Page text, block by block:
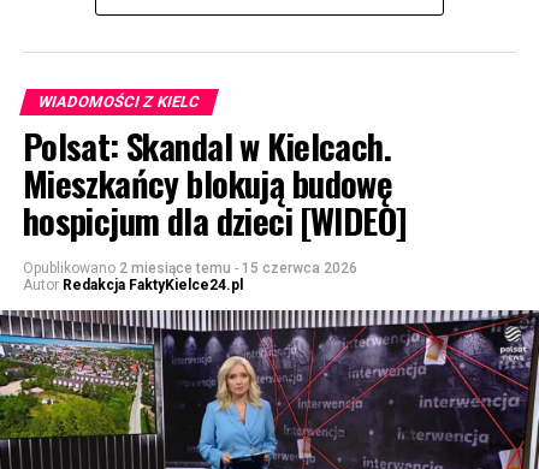
WIADOMOŚCI Z KIELC
Polsat: Skandal w Kielcach.
Mieszkańcy blokują budowę
hospicjum dla dzieci [WIDEO]
Opublikowano 2 miesiące temu - 15 czerwca 2026
Autor Redakcja FaktyKielce24.pl